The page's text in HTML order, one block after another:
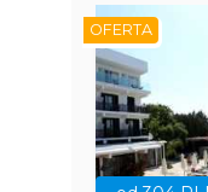
OFERTA